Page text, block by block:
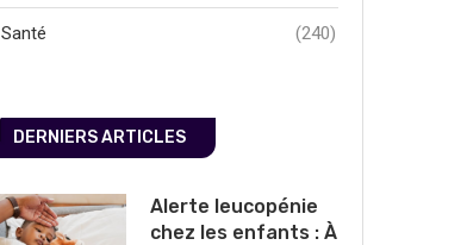
Santé (240)
DERNIERS ARTICLES
Alerte leucopénie
chez les enfants : À